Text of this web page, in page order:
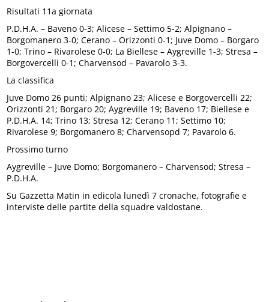
Risultati 11a giornata
P.D.H.A. – Baveno 0-3; Alicese – Settimo 5-2; Alpignano –
Borgomanero 3-0; Cerano – Orizzonti 0-1; Juve Domo – Borgaro
1-0; Trino – Rivarolese 0-0; La Biellese – Aygreville 1-3; Stresa –
Borgovercelli 0-1; Charvensod – Pavarolo 3-3.
La classifica
Juve Domo 26 punti; Alpignano 23; Alicese e Borgovercelli 22;
Orizzonti 21; Borgaro 20; Aygreville 19; Baveno 17; Biellese e
P.D.H.A. 14; Trino 13; Stresa 12; Cerano 11; Settimo 10;
Rivarolese 9; Borgomanero 8; Charvensopd 7; Pavarolo 6.
Prossimo turno
Aygreville – Juve Domo; Borgomanero – Charvensod; Stresa –
P.D.H.A.
Su Gazzetta Matin in edicola lunedì 7 cronache, fotografie e
interviste delle partite della squadre valdostane.